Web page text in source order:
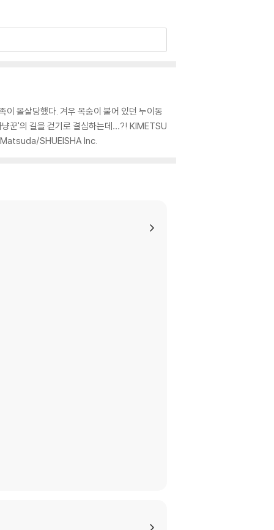
이 몰살당했다. 겨우 목숨이 붙어 있던 누이동
냥꾼'의 길을 걷기로 결심하는데…?! KIMETSU
SHUEISHA Inc.